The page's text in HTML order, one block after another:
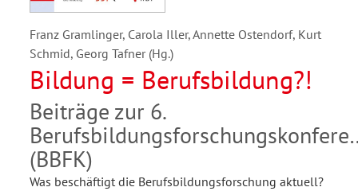
Franz Gramlinger, Carola Iller, Annette Ostendorf, Kurt
Schmid, Georg Tafner (Hg.)
Bildung = Berufsbildung?!
Beiträge zur 6.
(BBFK)
Was beschäftigt die Berufsbildungsforschung aktuell?